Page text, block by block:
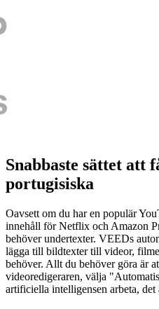
Snabbaste sättet att
portugisiska
Oavsett om du har en populär
innehåll för Netflix och Amazon
behöver undertexter. VEEDs
lägga till bildtexter till videor,
behöver. Allt du behöver göra är
videoredigeraren, välja
artificiella intelligensen arbeta, det